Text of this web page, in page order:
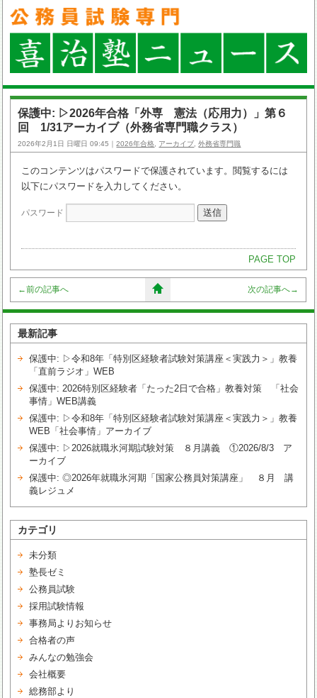
保護中: ▷2026年合格「外専 憲法（応用力）」第６
回 1/31アーカイブ（外務省専門職クラス）
2026年2月1日 日曜日 09:45｜2026年合格, アーカイブ,外務省専門職
このコンテンツはパスワードで保護されています。閲覧するには
以下にパスワードを入力してください。
パスワード
PAGE TOP
←前の記事へ 次の記事へ→
最新記事
保護中: ▷令和8年「特別区経験者試験対策講座＜実践力＞」教養
「直前ラジオ」WEB
保護中: 2026特別区経験者「たった2日で合格」教養対策 「社会
事情」WEB講義
保護中: ▷令和8年「特別区経験者試験対策講座＜実践力＞」教養
WEB「社会事情」アーカイブ
保護中: ▷2026就職氷河期試験対策 ８月講義 ①2026/8/3 ア
ーカイブ
保護中: ◎2026年就職氷河期「国家公務員対策講座」 ８月 講
義レジュメ
カテゴリ
未分類
塾長ゼミ
公務員試験
採用試験情報
事務局よりお知らせ
合格者の声
みんなの勉強会
会社概要
総務部より